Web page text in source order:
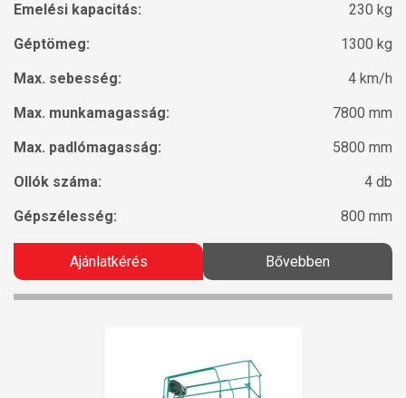
Emelési kapacitás:
230 kg
Géptömeg:
1300 kg
Max. sebesség:
4 km/h
Max. munkamagasság:
7800 mm
Max. padlómagasság:
5800 mm
Ollók száma:
4 db
Gépszélesség:
800 mm
Ajánlatkérés Bővebben